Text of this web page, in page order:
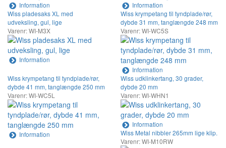
Information
Information
Wiss pladesaks XL med
udveksling, gul, lige
Varenr: WI-M3X
Information
Wiss krympetang til tyndplade/rør,
dybde 31 mm, tanglængde 248 mm
Varenr: WI-WC5S
Information
Wiss krympetang til tyndplade/rør,
dybde 41 mm, tanglængde 250 mm
Varenr: WI-WC5L
Information
Wiss udklinkertang, 30 grader,
dybde 20 mm
Varenr: WI-WHN1
Information
Wiss Metal nibbler 265mm lige klip.
Varenr: WI-M10RW